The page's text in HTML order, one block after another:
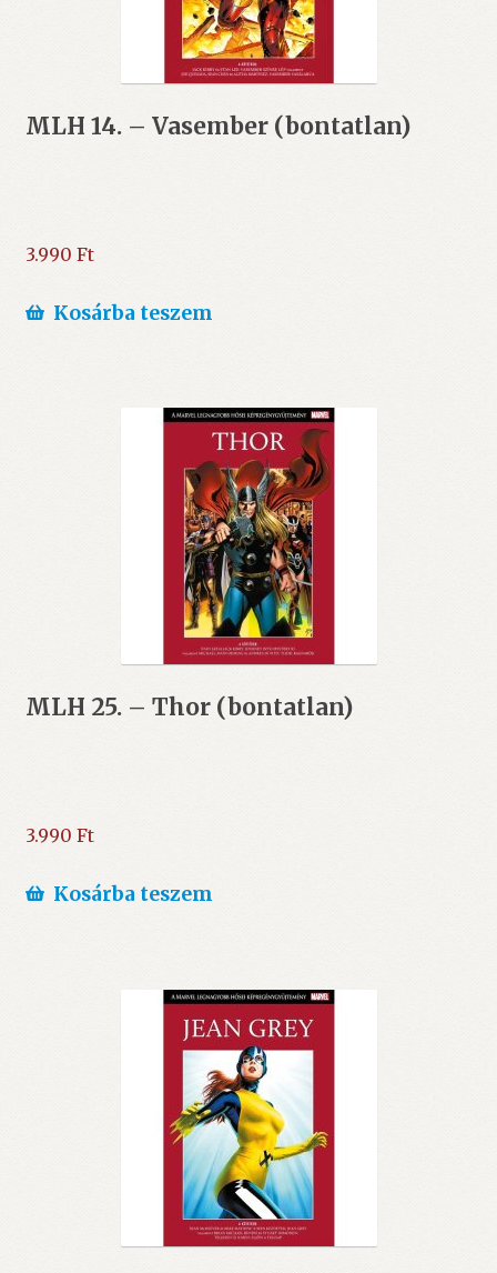
MLH 14. – Vasember (bontatlan)
3.990 Ft
Kosárba teszem
MLH 25. – Thor (bontatlan)
3.990 Ft
Kosárba teszem